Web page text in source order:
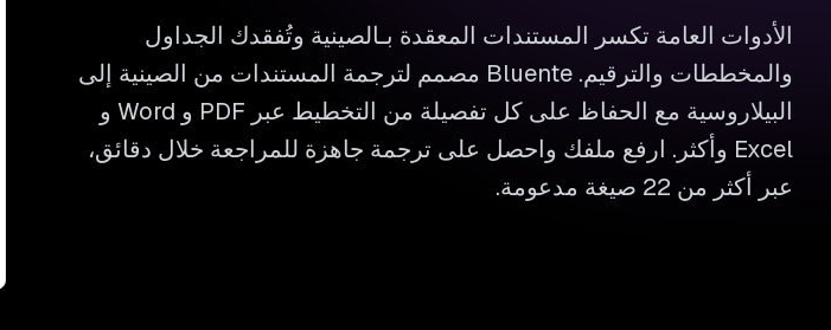
الأدوات العامة تكسر المستندات المعقدة بـالصينية وتُفقدك الجداول
والمخططات والترقيم. Bluente مصمم لترجمة المستندات من الصينية إلى
البيلاروسية مع الحفاظ على كل تفصيلة من التخطيط عبر PDF و Word و
Excel وأكثر. ارفع ملفك واحصل على ترجمة جاهزة للمراجعة خلال دقائق،
عبر أكثر من 22 صيغة مدعومة.